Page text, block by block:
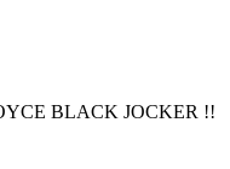
BLACK JOCKER !!